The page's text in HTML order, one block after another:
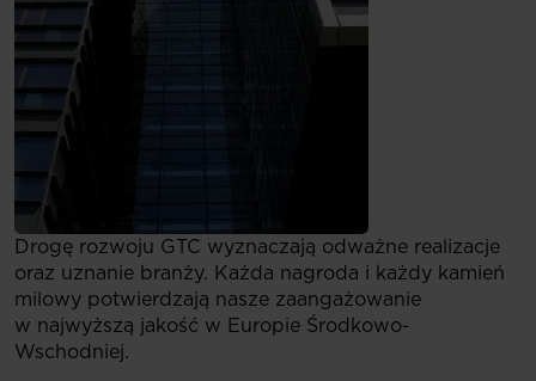
Drogę rozwoju GTC wyznaczają odważne realizacje
oraz uznanie branży. Każda nagroda i każdy kamień
milowy potwierdzają nasze zaangażowanie
w najwyższą jakość w Europie Środkowo-
Wschodniej.